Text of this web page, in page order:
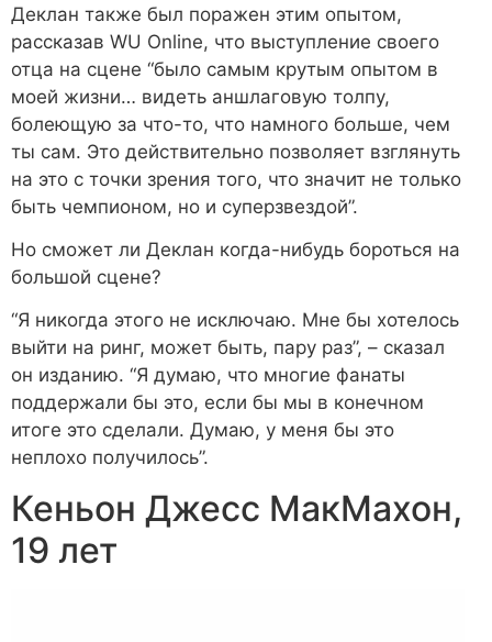
Деклан также был поражен этим опытом,
рассказав WU Online, что выступление своего
отца на сцене “было самым крутым опытом в
моей жизни… видеть аншлаговую толпу,
болеющую за что-то, что намного больше, чем
ты сам. Это действительно позволяет взглянуть
на это с точки зрения того, что значит не только
быть чемпионом, но и суперзвездой”.
Но сможет ли Деклан когда-нибудь бороться на
большой сцене?
“Я никогда этого не исключаю. Мне бы хотелось
выйти на ринг, может быть, пару раз”, – сказал
он изданию. “Я думаю, что многие фанаты
поддержали бы это, если бы мы в конечном
итоге это сделали. Думаю, у меня бы это
неплохо получилось”.
Кеньон Джесс МакМахон,
19 лет